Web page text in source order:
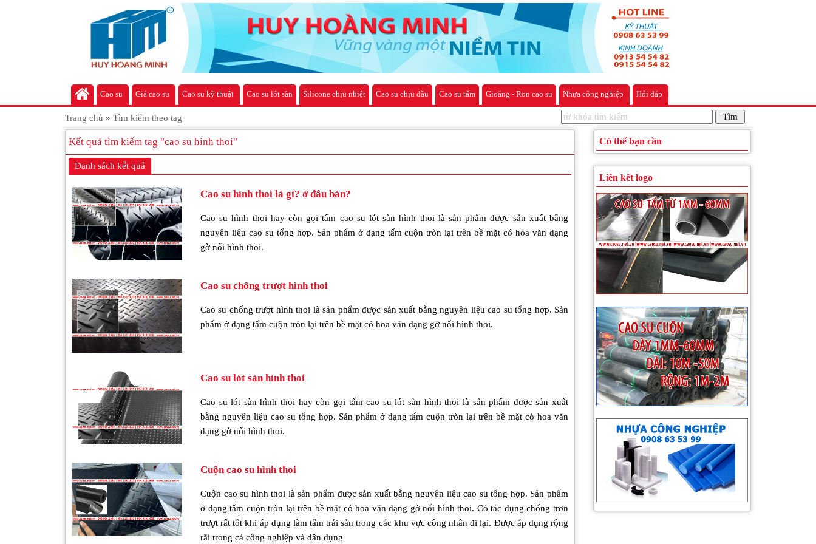
Cao su Giá cao su Cao su kỹ thuật Cao su lót sàn Silicone chịu nhiệt Cao su chịu dầu Cao su tấm Gioăng - Ron cao su Nhựa công nghiệp Hỏi đáp
Trang chủ » Tìm kiếm theo tag
Kết quả tìm kiếm tag "cao su hinh thoi"
Danh sách kết quả
Cao su hình thoi là gì? ở đâu bán?
Cao su hình thoi hay còn gọi tấm cao su lót sàn hình thoi là sản phẩm được sản xuất bằng
nguyên liệu cao su tổng hợp. Sản phẩm ở dạng tấm cuộn tròn lại trên bề mặt có hoa văn dạng
gờ nổi hình thoi.
Cao su chống trượt hình thoi
Cao su chống trượt hình thoi là sản phẩm được sản xuất bằng nguyên liệu cao su tổng hợp. Sản
phẩm ở dạng tấm cuộn tròn lại trên bề mặt có hoa văn dạng gờ nổi hình thoi.
Cao su lót sàn hình thoi
Cao su lót sàn hình thoi hay còn gọi tấm cao su lót sàn hình thoi là sản phẩm được sản xuất
bằng nguyên liệu cao su tổng hợp. Sản phẩm ở dạng tấm cuộn tròn lại trên bề mặt có hoa văn
dạng gờ nổi hình thoi.
Cuộn cao su hình thoi
Cuộn cao su hình thoi là sản phẩm được sản xuất bằng nguyên liệu cao su tổng hợp. Sản phẩm
ở dạng tấm cuộn tròn lại trên bề mặt có hoa văn dạng gờ nổi hình thoi. Có tác dụng chống trơn
trượt rất tốt khi áp dụng làm tấm trải sản trong các khu vực công nhân đi lại. Được áp dụng rộng
rãi trong cả công nghiệp và dân dụng
Có thể bạn cần
Liên kết logo